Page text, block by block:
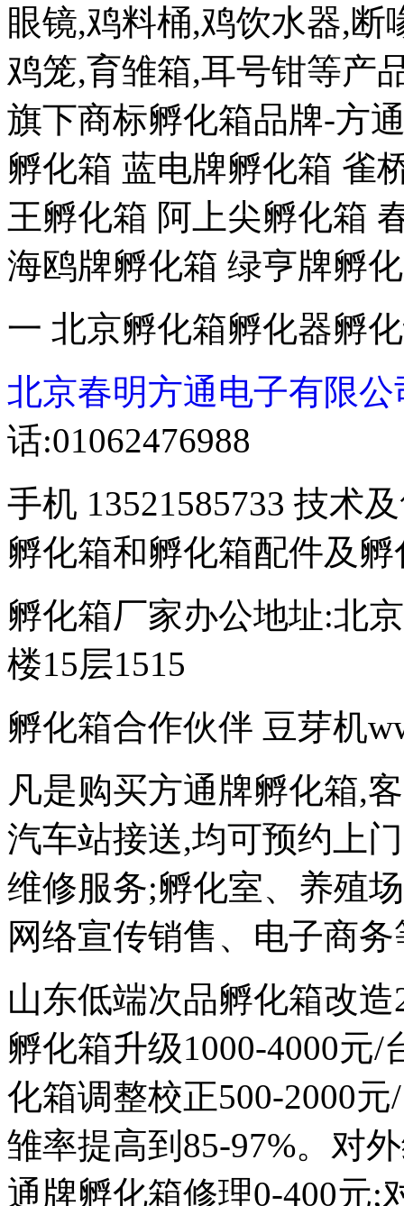
眼镜,鸡料桶,鸡饮水器,
鸡笼,育雏箱,耳号钳等产
旗下商标孵化箱品牌-方
孵化箱 蓝电牌孵化箱 雀
王孵化箱 阿上尖孵化箱
海鸥牌孵化箱 绿亨牌孵
一 北京孵化箱孵化器孵
北京春明方通电子有限公
话:01062476988
手机 13521585733 技术
孵化箱和孵化箱配件及
孵化箱厂家办公地址:北
楼15层1515
孵化箱合作伙伴 豆芽机
凡是购买方通牌孵化箱,
汽车站接送,均可预约上
维修服务;孵化室、养殖
网络宣传销售、电子商务
山东低端次品孵化箱改
孵化箱升级1000-4000元
化箱调整校正500-2000
雏率提高到85-97%。对
通牌孵化箱修理0-400元;